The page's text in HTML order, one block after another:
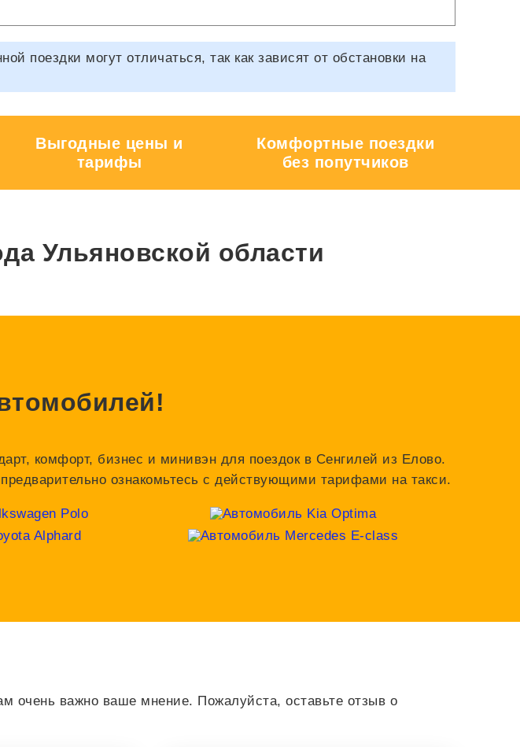
поездки могут отличаться, так как зависят от обстановки на
Выгодные цены и
тарифы
Комфортные поездки
без попутчиков
Ульяновской области
комфорт, бизнес и минивэн для поездок в Сенгилей из Елово.
ознакомьтесь с действующими тарифами на такси.
очень важно ваше мнение. Пожалуйста, оставьте отзыв о